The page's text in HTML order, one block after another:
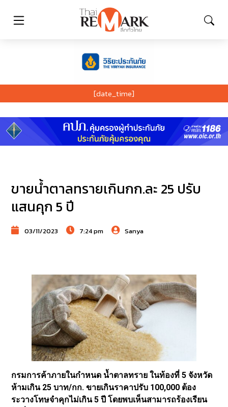
[date_time]
ขายน้ำตาลทรายเกินกก.ละ 25 ปรับ
แสนคุก 5 ปี
03/11/2023 7:24 pm Sanya
กรมการค้าภายในกำหนด น้ำตาลทราย ในท้องที่ 5 จังหวัด
ห้ามเกิน 25 บาท/กก. ขายเกินราคาปรับ 100,000 ต้อง
ระวางโทษจำคุกไม่เกิน 5 ปี โดยพบเห็นสามารถร้องเรียน